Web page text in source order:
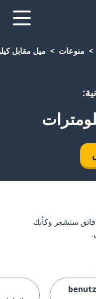
منوعات ميل مقابل
في هذا الدرس الآن وبعد 5 دقائق ستشعر وكأنك